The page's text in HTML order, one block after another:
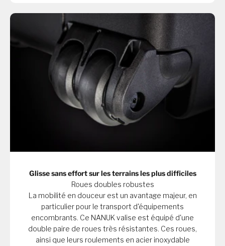
Glisse sans effort sur les terrains les plus difficiles
Roues doubles robustes
La mobilité en douceur est un avantage majeur, en
particulier pour le transport d'équipements
encombrants. Ce NANUK valise est équipé d'une
double paire de roues très résistantes. Ces roues,
ainsi que leurs roulements en acier inoxydable